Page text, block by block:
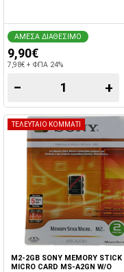
ΑΜΕΣΑ ΔΙΑΘΕΣΙΜΟ
9,90€
7,98€ + ΦΠΑ 24%
− +
ΤΕΛΕΥΤΑΙΟ ΚΟΜΜΑΤΙ
M2-2GB SONY MEMORY STICK
MICRO CARD MS-A2GN W/O